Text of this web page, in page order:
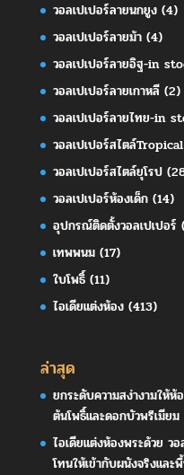
วอลเปเปอร์ลายนกยูง(4)
วอลเปเปอร์ลายม้า(4)
วอลเปเปอร์ลายอิฐ-in
วอลเปเปอร์ลายเกาหลี(2)
วอลเปเปอร์ลายไทย-in
วอลเปเปอร์สไตล์Tropical
วอลเปเปอร์สไตล์ยุโรป
วอลเปเปอร์ห้องเด็ก(14)
อุปกรณ์ติดตั้งวอลเปเปอร์
เทพพนม(17)
ใบโพธิ์(11)
ไอเดียแต่งห้อง(413)
ล่าสุด
ยกระดับความสง่างามให้
ต้นโพธิ์และดอกบัวพรีเมีย
ไอเดียแต่งห้องพระด้วย ว
โทนให้เข้ากับผนังจริงและ